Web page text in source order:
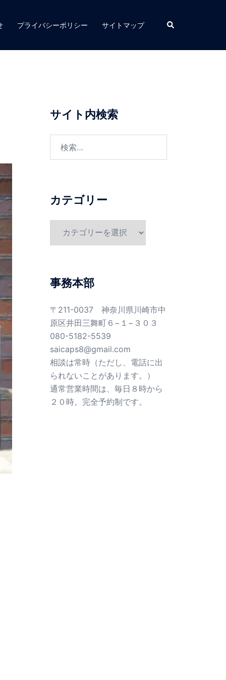
プライバシーポリシー サイトマップ
検
索
サイト内検索
カテゴリー
ー
事務本部
〒211-0037 神奈川県川崎市中
原区井田三舞町６−１−３０３
080-5182-5539
saicaps8@gmail.com
相談は常時（ただし、電話に出
られないことがあります。）
通常営業時間は、毎日８時から
２０時。完全予約制です。